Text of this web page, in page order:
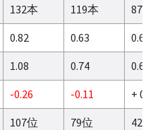
132本 119本
87本
0.82 0.63
0.69
1.08 0.74
0.6
-0.26 -0.11
+
107位 79位
42位